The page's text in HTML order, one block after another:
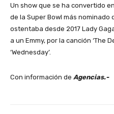
Un show que se ha convertido
de la Super Bowl más nominado
ostentaba desde 2017 Lady
a un Emmy, por la canción ‘The
‘Wednesday’.
Con información de Agencias.-